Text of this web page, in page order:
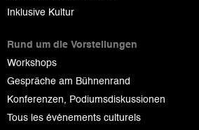
Inklusive Kultur
Rund um die Vorstellungen
Workshops
Gespräche am Bühnenrand
Konferenzen, Podiumsdiskussionen
Tous les événements culturels